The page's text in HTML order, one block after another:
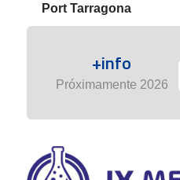
Port Tarragona
+info
Próximamente 2026